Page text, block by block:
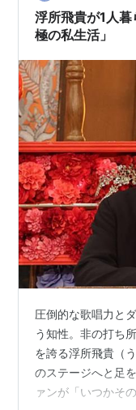
ラック特別価格！
703s B…
浮所飛貴が1人
極の私生活」
圧倒的な歌唱力と
う知性。非の打ち
を誇る浮所飛貴（
のステージへと足
ァンが「いつかそ